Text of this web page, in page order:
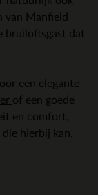
van Manfield
bruiloftsgast dat
een elegante
of een goede
en comfort,
die hierbij kan,